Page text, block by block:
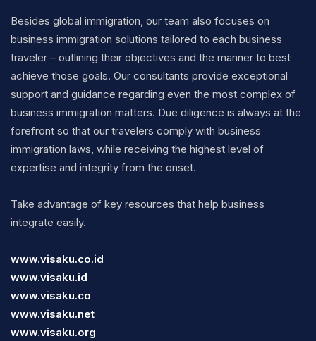
Besides global immigration, our team also focuses on
business immigration solutions tailored to each business
traveler – outlining their objectives and the manner to best
achieve those goals. Our consultants provide exceptional
support and guidance regarding even the most complex of
business immigration matters. Due diligence is always at the
forefront so that our travelers comply with business
immigration laws, while receiving the highest level of
expertise and integrity from the onset.
Take advantage of key resources that help business
integrate easily.
www.visaku.co.id
www.visaku.id
www.visaku.co
www.visaku.net
www.visaku.org